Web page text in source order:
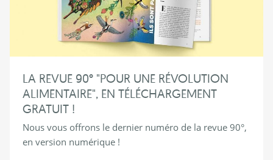
LA REVUE 90° "POUR UNE RÉVOLUTION
ALIMENTAIRE", EN TÉLÉCHARGEMENT
GRATUIT !
Nous vous offrons le dernier numéro de la revue 90°,
en version numérique !